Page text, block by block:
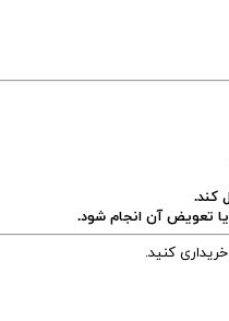
کند.
یا تعویض آن انجام شود.